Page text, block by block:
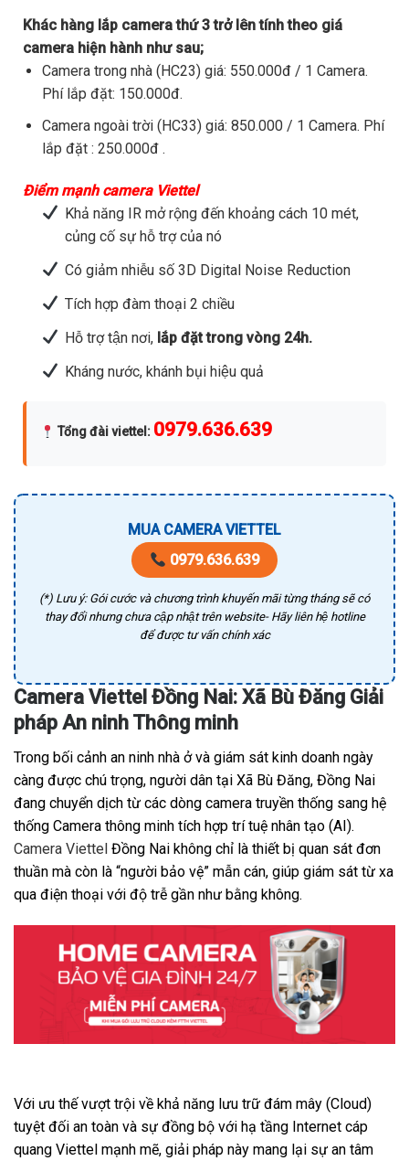
Khác hàng lắp camera thứ 3 trở lên tính theo giá
camera hiện hành như sau;
Camera trong nhà (HC23) giá: 550.000đ / 1 Camera.
Phí lắp đặt: 150.000đ.
Camera ngoài trời (HC33) giá: 850.000 / 1 Camera. Phí
lắp đặt : 250.000đ .
Điểm mạnh camera Viettel
Khả năng IR mở rộng đến khoảng cách 10 mét,
củng cố sự hỗ trợ của nó
Có giảm nhiễu số 3D Digital Noise Reduction
Tích hợp đàm thoại 2 chiều
Hỗ trợ tận nơi,lắp đặt trong vòng 24h.
Kháng nước, khánh bụi hiệu quả
Tổng đài viettel : 0979.636.639
MUA CAMERA VIETTEL
0979.636.639
(*) Lưu ý: Gói cước và chương trình khuyến mãi từng tháng sẽ có
thay đổi nhưng chưa cập nhật trên website- Hãy liên hệ hotline
để được tư vấn chính xác
Camera Viettel Đồng Nai: Xã Bù Đăng Giải
pháp An ninh Thông minh
Trong bối cảnh an ninh nhà ở và giám sát kinh doanh ngày
càng được chú trọng, người dân tại Xã Bù Đăng, Đồng Nai
đang chuyển dịch từ các dòng camera truyền thống sang hệ
thống Camera thông minh tích hợp trí tuệ nhân tạo (AI).
Camera Viettel Đồng Nai không chỉ là thiết bị quan sát đơn
thuần mà còn là “người bảo vệ” mẫn cán, giúp giám sát từ xa
qua điện thoại với độ trễ gần như bằng không.
Với ưu thế vượt trội về khả năng lưu trữ đám mây (Cloud)
tuyệt đối an toàn và sự đồng bộ với hạ tầng Internet cáp
quang Viettel mạnh mẽ, giải pháp này mang lại sự an tâm